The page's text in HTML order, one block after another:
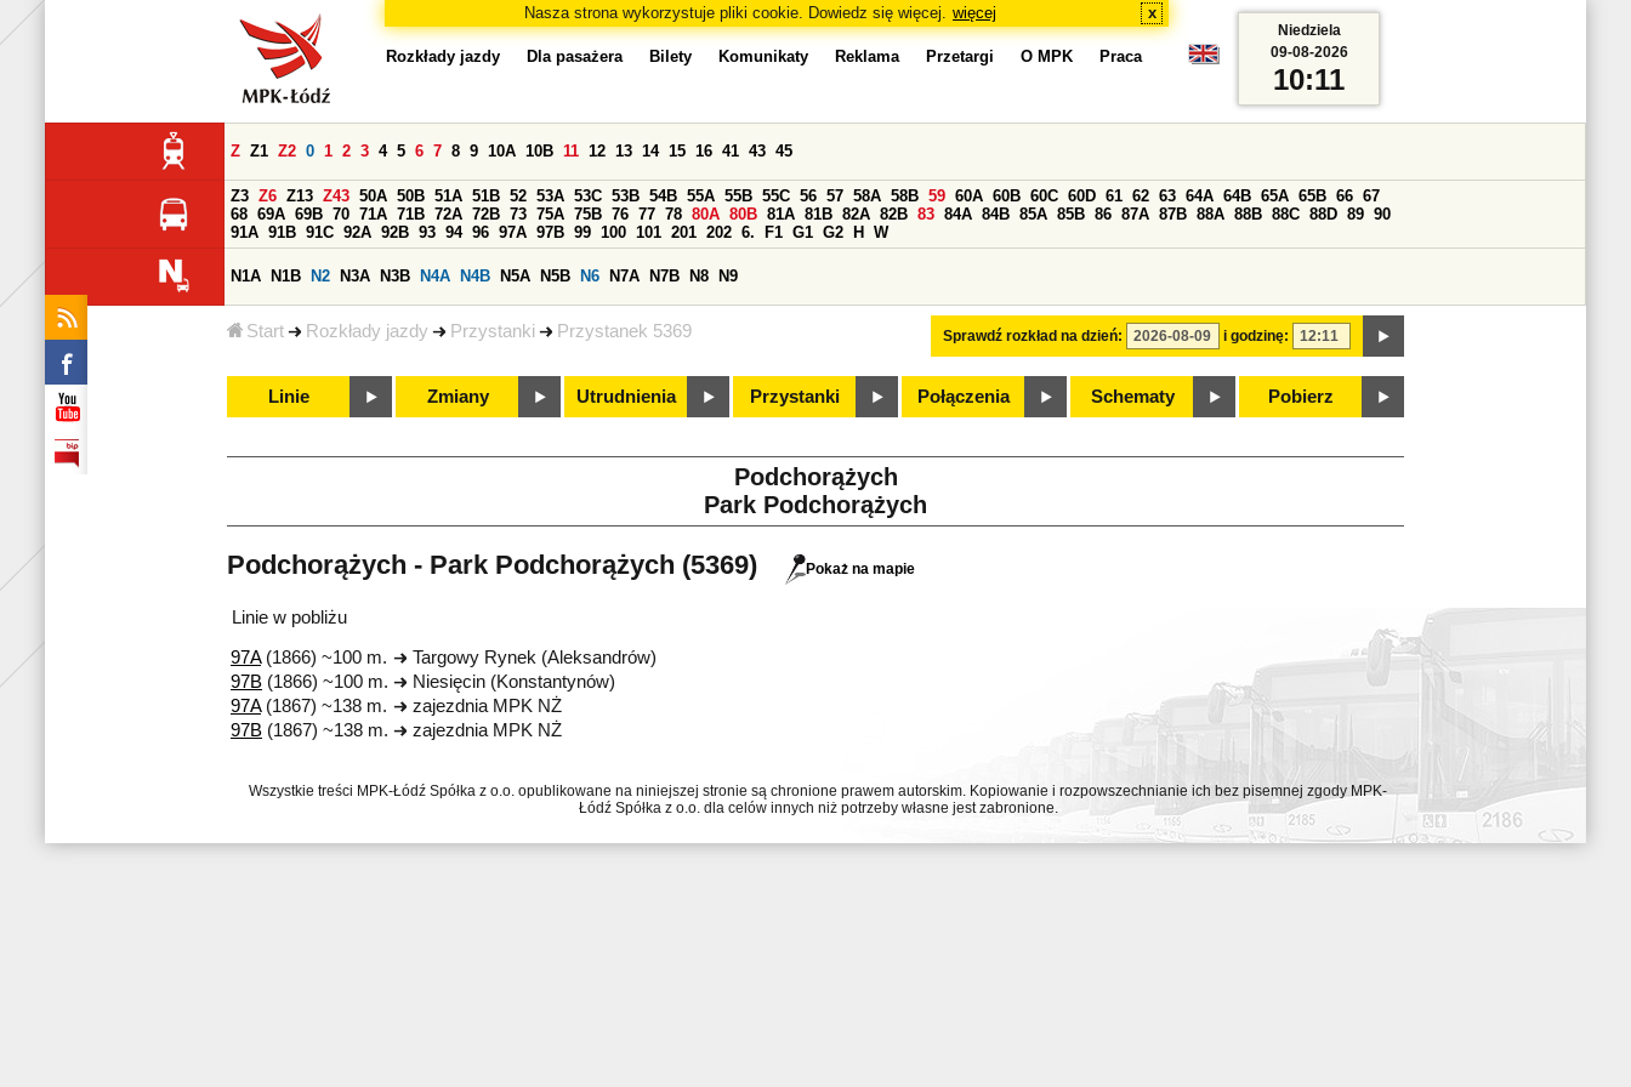
Nasza strona wykorzystuje pliki cookie. Dowiedz się więcej. więcej x
Start Rozkłady jazdy Przystanki Przystanek 5369
Rozkłady jazdy Dla pasażera Bilety Komunikaty Reklama Przetargi O MPK Praca
Sprawdź rozkład na dzień: i godzinę:
Z Z1 Z2 0 1 2 3 4 5 6 7 8 9 10A 10B 11 12 13 14 15 16 41 43 45
Z3 Z6 Z13 Z43 50A 50B 51A 51B 52 53A 53C 53B 54B 55A 55B 55C 56 57 58A 58B 59 60A 60B 60C 60D 61 62 63 64A 64B 65A 65B 66 67
68 69A 69B 70 71A 71B 72A 72B 73 75A 75B 76 77 78 80A 80B 81A 81B 82A 82B 83 84A 84B 85A 85B 86 87A 87B 88A 88B 88C 88D 89 90
91A 91B 91C 92A 92B 93 94 96 97A 97B 99 100 101 201 202 6. F1 G1 G2 H W
N1A N1B N2 N3A N3B N4A N4B N5A N5B N6 N7A N7B N8 N9
Linie Zmiany Utrudnienia Przystanki Połączenia Schematy Pobierz
Niedziela
09-08-2026
10:11
Podchorążych
Park Podchorążych
Podchorążych - Park Podchorążych (5369) Pokaż na mapie
Linie w pobliżu
97A(1866) ~100 m.
Targowy Rynek (Aleksandrów)
97B (1866) ~100 m.
Niesięcin (Konstantynów)
97A(1867) ~138 m.
zajezdnia MPK NŻ
97B (1867) ~138 m. zajezdnia MPK NŻ
Wszystkie treści MPK-Łódź Spółka z o.o. opublikowane na niniejszej stronie są chronione prawem autorskim. Kopiowanie i rozpowszechnianie ich bez pisemnej zgody MPK-
Łódź Spółka z o.o. dla celów innych niż potrzeby własne jest zabronione.